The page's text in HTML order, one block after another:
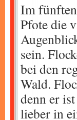
Im
Pfote die
sein.
bei den
Wald.
denn er
lieber in